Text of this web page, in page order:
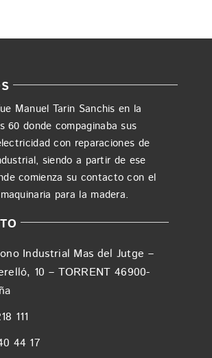
Manuel Tarin Sanchis en la
60 donde compaginaba sus
con reparaciones de
siendo a partir de ese
comienza su contacto con el
para la madera.
Industrial Mas del Jutge –
10 – TORRENT 46900-
111
44 17